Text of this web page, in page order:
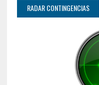
RADAR CONTINGENCIAS